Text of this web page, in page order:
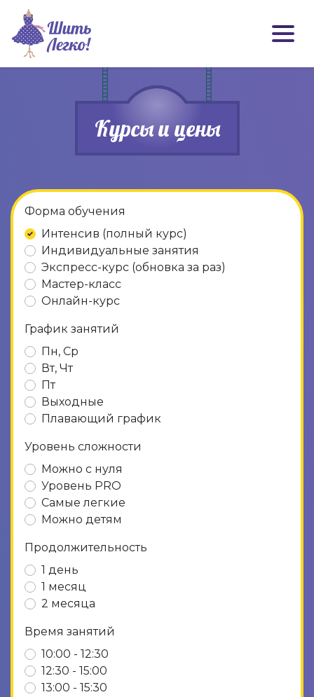
Курсы и цены
Форма обучения
Интенсив (полный курс)
Индивидуальные занятия
Экспресс-курс (обновка за раз)
Мастер-класс
Онлайн-курс
График занятий
Пн, Ср
Вт, Чт
Пт
Выходные
Плавающий график
Уровень сложности
Можно с нуля
Уровень PRO
Самые легкие
Можно детям
Продолжительность
1 день
1 месяц
2 месяца
Время занятий
10:00 - 12:30
12:30 - 15:00
13:00 - 15:30